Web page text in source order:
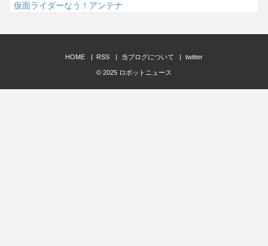
仮面ライダーなう！アンテナ
HOME RSS 当ブログについて twitter
© 2025 ロボットニュース